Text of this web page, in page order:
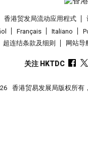
香港贸发局流动应用程式
Français Italiano
超连结条款及细则 网站导
关注 HKTDC
香港贸易发展局版权所有